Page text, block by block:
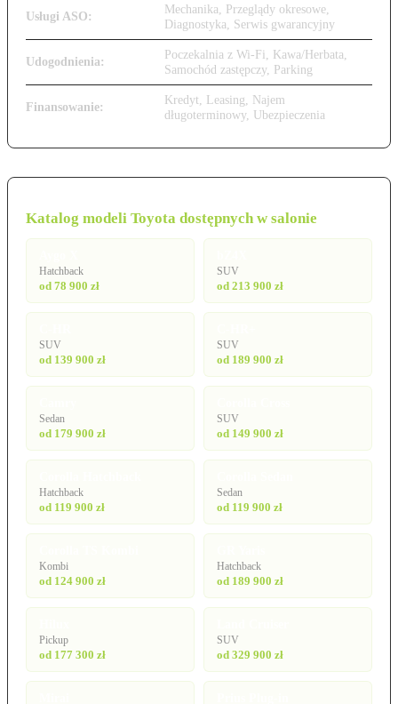
Usługi ASO:
Mechanika, Przeglądy okresowe,
Diagnostyka, Serwis gwarancyjny
Udogodnienia:
Poczekalnia z Wi-Fi, Kawa/Herbata,
Samochód zastępczy, Parking
Finansowanie:
Kredyt, Leasing, Najem
długoterminowy, Ubezpieczenia
Katalog modeli Toyota dostępnych w salonie
Hatchback
od 78 900 zł
SUV
od 213 900 zł
SUV
od 139 900 zł
SUV
od 189 900 zł
Sedan
od 179 900 zł
SUV
od 149 900 zł
Hatchback
od 119 900 zł
Sedan
od 119 900 zł
Kombi
od 124 900 zł
Hatchback
od 189 900 zł
Pickup
od 177 300 zł
SUV
od 329 900 zł